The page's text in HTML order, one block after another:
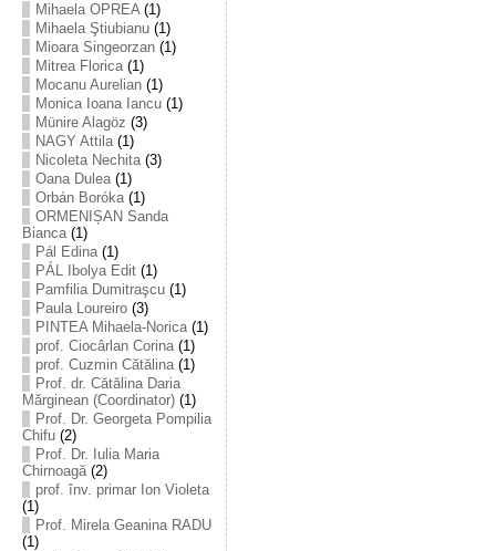
Mihaela OPREA(1)
Mihaela Ştiubianu(1)
Mioara Singeorzan(1)
Mitrea Florica(1)
Mocanu Aurelian(1)
Monica Ioana Iancu(1)
Münire Alagöz (3)
NAGY Attila(1)
Nicoleta Nechita(3)
Oana Dulea(1)
Orbán Boróka(1)
ORMENIȘAN Sanda
Bianca(1)
Pál Edina(1)
PÁL Ibolya Edit(1)
Pamfilia Dumitraşcu(1)
Paula Loureiro(3)
PINTEA Mihaela-Norica(1)
prof. Ciocârlan Corina(1)
prof. Cuzmin Cătălina(1)
Prof. dr. Cătălina Daria
Mărginean (Coordinator)(1)
Prof. Dr. Georgeta Pompilia
Chifu(2)
Prof. Dr. Iulia Maria
Chirnoagă(2)
prof. înv. primar Ion Violeta
(1)
Prof. Mirela Geanina RADU
(1)